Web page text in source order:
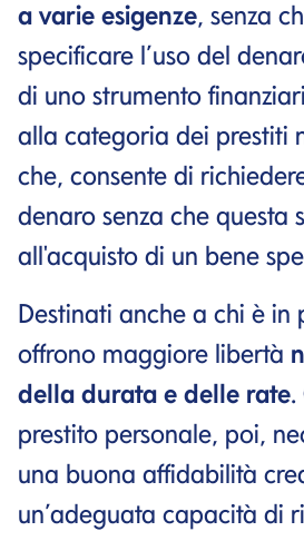
a varie esigenze, senza
specificare l’uso del
di uno strumento
alla categoria dei prestiti
che, consente di
denaro senza che questa
all'acquisto di un bene
Destinati anche a chi è in
offrono maggiore libertà
della durata e delle rate.
prestito personale, poi,
una buona affidabilità
un’adeguata capacità di